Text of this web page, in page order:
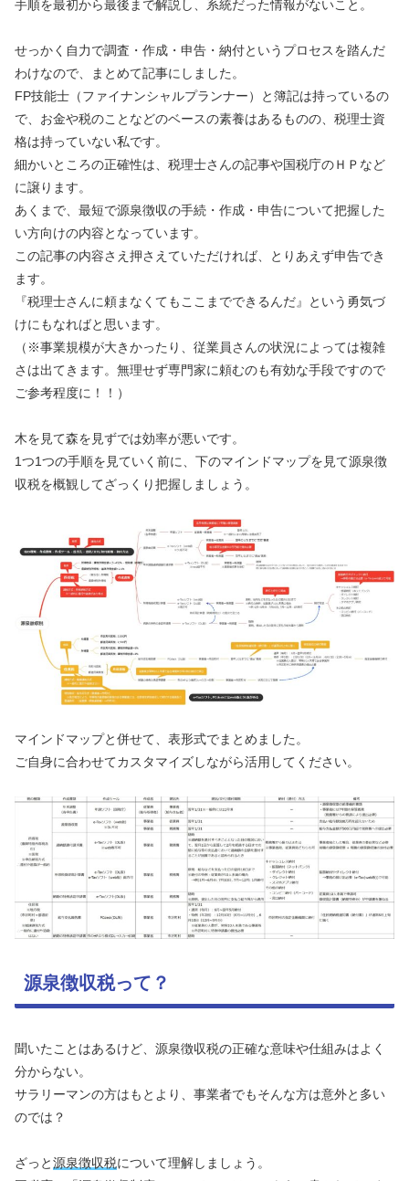
手順を最初から最後まで解説し、系統だった情報がないこと。
せっかく自力で調査・作成・申告・納付というプロセスを踏んだ
わけなので、まとめて記事にしました。
FP技能士（ファイナンシャルプランナー）と簿記は持っているの
で、お金や税のことなどのベースの素養はあるものの、税理士資
格は持っていない私です。
細かいところの正確性は、税理士さんの記事や国税庁のＨＰなど
に譲ります。
あくまで、最短で源泉徴収の手続・作成・申告について把握した
い方向けの内容となっています。
この記事の内容さえ押さえていただければ、とりあえず申告でき
ます。
『税理士さんに頼まなくてもここまでできるんだ』という勇気づ
けにもなればと思います。
（※事業規模が大きかったり、従業員さんの状況によっては複雑
さは出てきます。無理せず専門家に頼むのも有効な手段ですので
ご参考程度に！！）
木を見て森を見ずでは効率が悪いです。
1つ1つの手順を見ていく前に、下のマインドマップを見て源泉徴
収税を概観してざっくり把握しましょう。
マインドマップと併せて、表形式でまとめました。
ご自身に合わせてカスタマイズしながら活用してください。
源泉徴収税って？
聞いたことはあるけど、源泉徴収税の正確な意味や仕組みはよく
分からない。
サラリーマンの方はもとより、事業者でもそんな方は意外と多い
のでは？
ざっと源泉徴収税について理解しましょう。